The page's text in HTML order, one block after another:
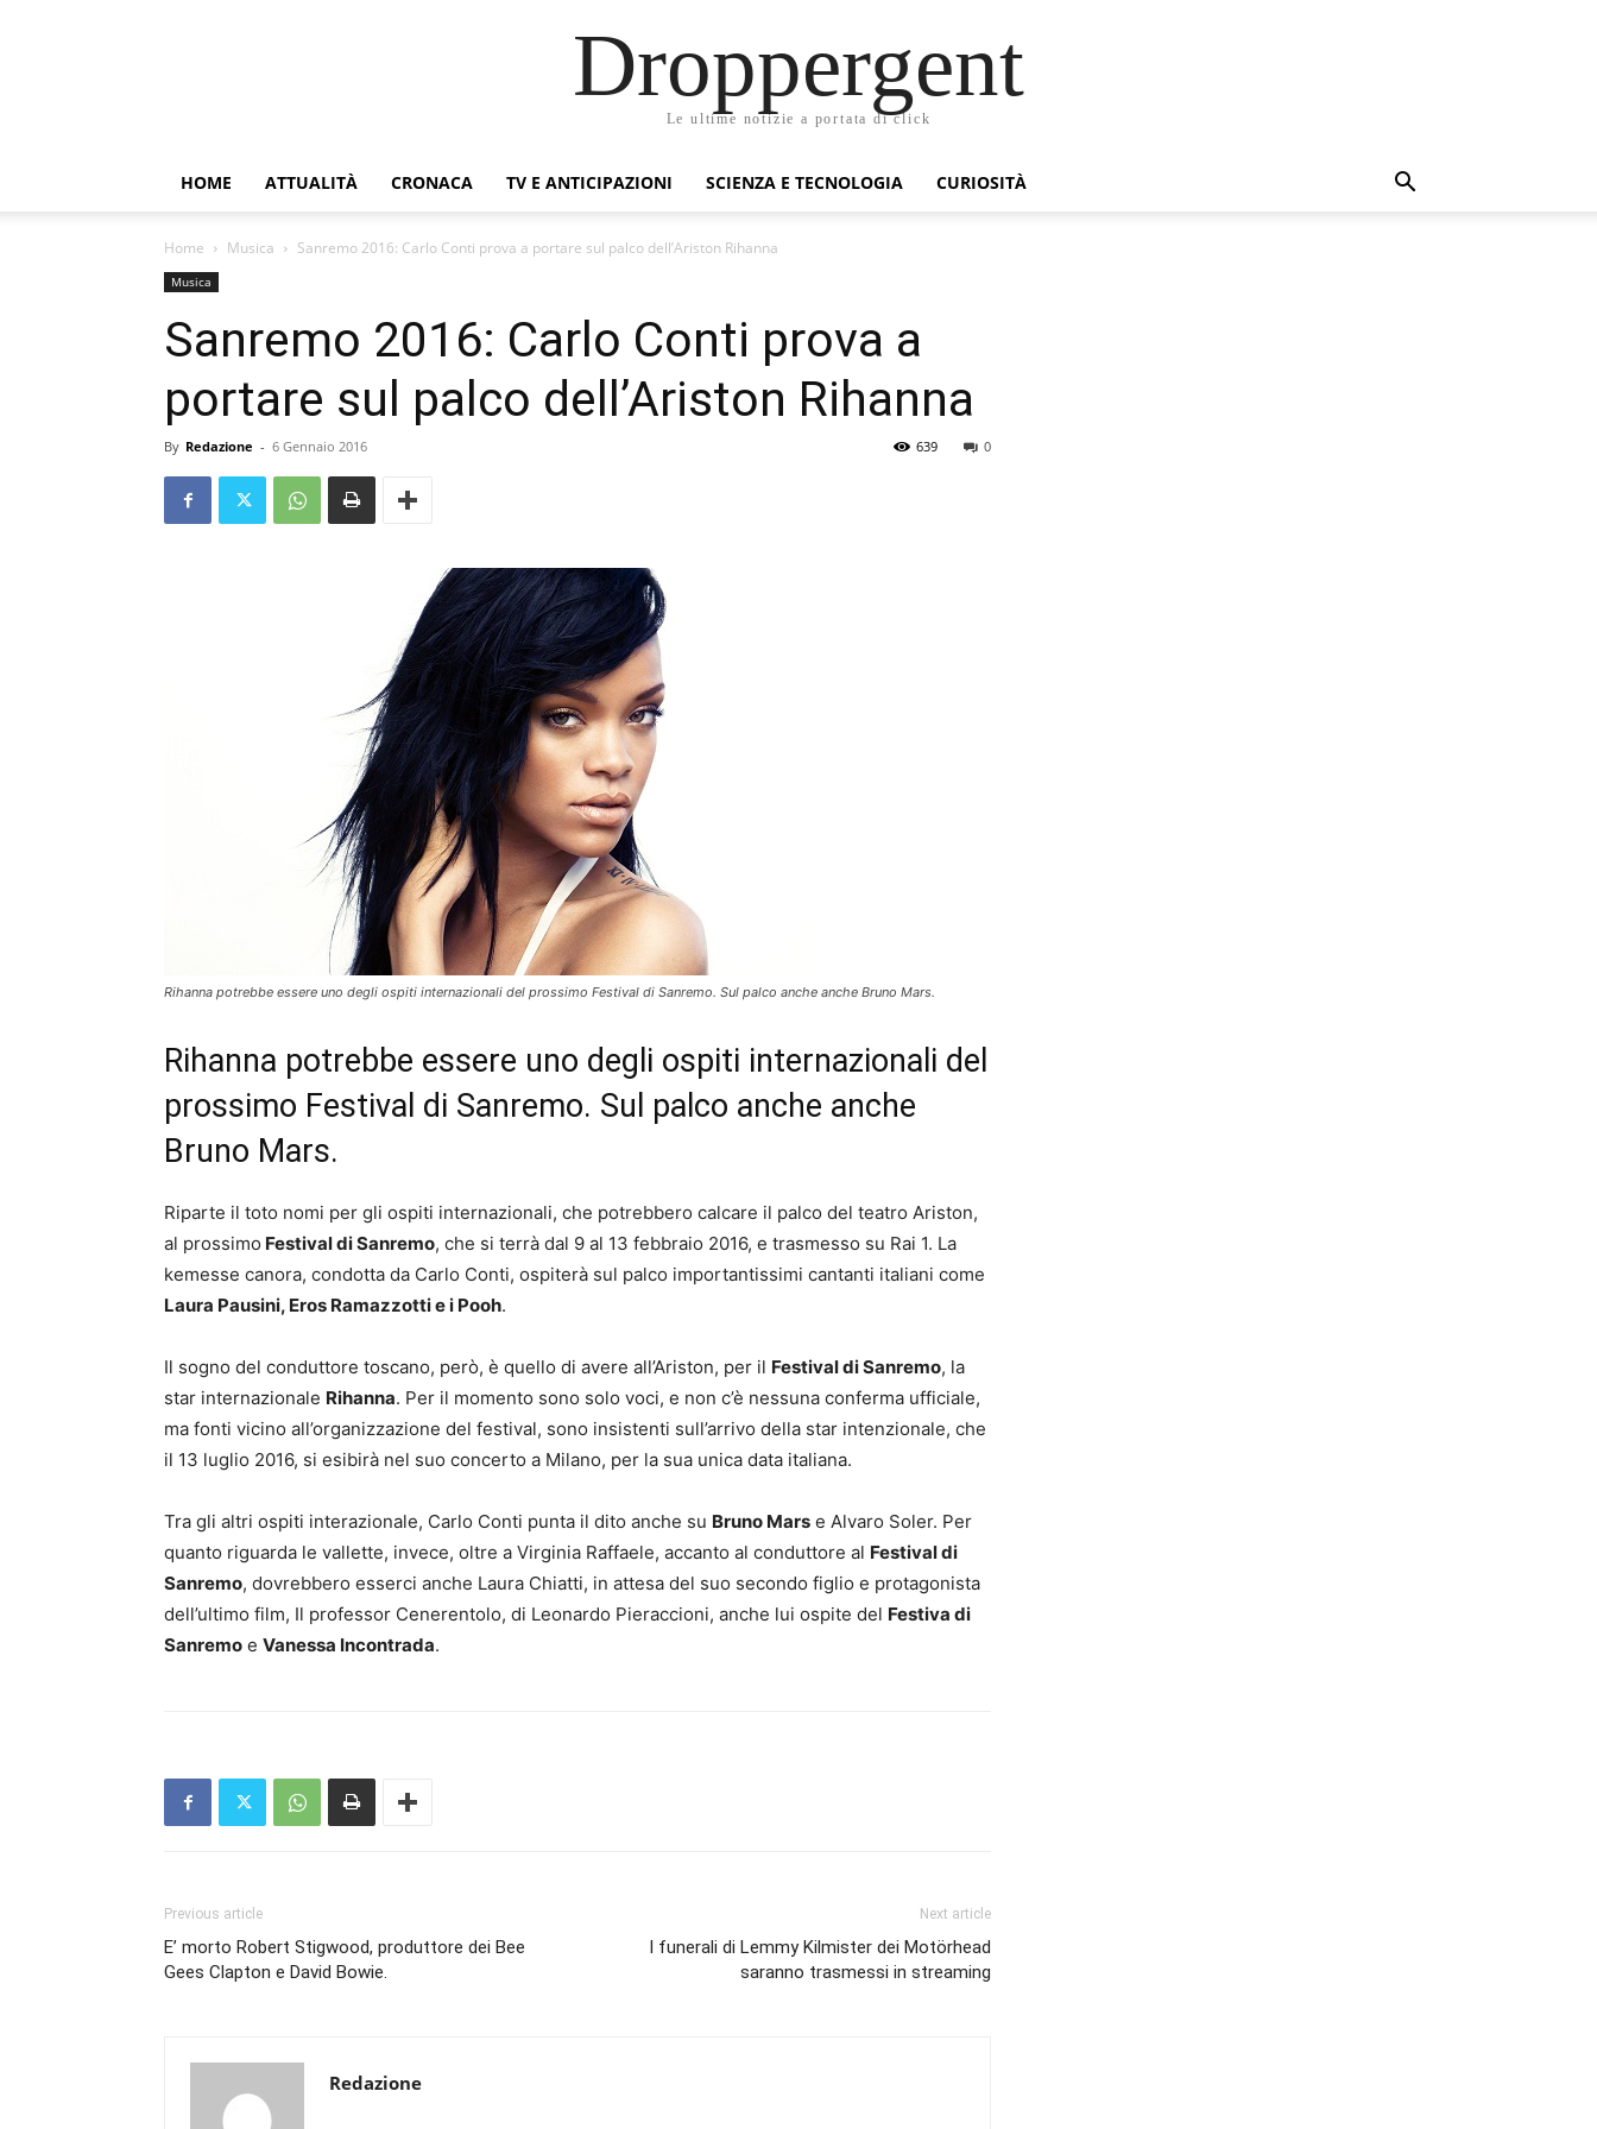
Droppergent
Le ultime notizie a portata di click
HOME ATTUALITÀ CRONACA TV E ANTICIPAZIONI SCIENZA E TECNOLOGIA CURIOSITÀ
Home Musica Sanremo 2016: Carlo Conti prova a portare sul palco dell’Ariston Rihanna
Musica
Sanremo 2016: Carlo Conti prova a
portare sul palco dell’Ariston Rihanna
By Redazione - 6 Gennaio 2016 0
639
Rihanna potrebbe essere uno degli ospiti internazionali del prossimo Festival di Sanremo. Sul palco anche anche Bruno Mars.
Rihanna potrebbe essere uno degli ospiti internazionali del
prossimo Festival di Sanremo. Sul palco anche anche
Bruno Mars.
Riparte il toto nomi per gli ospiti internazionali, che potrebbero calcare il palco del teatro Ariston,
al prossimo Festival di Sanremo, che si terrà dal 9 al 13 febbraio 2016, e trasmesso su Rai 1. La
kemesse canora, condotta da Carlo Conti, ospiterà sul palco importantissimi cantanti italiani come
Laura Pausini, Eros Ramazzotti e i Pooh.
Il sogno del conduttore toscano, però, è quello di avere all’Ariston, per il Festival di Sanremo, la
star internazionale Rihanna. Per il momento sono solo voci, e non c’è nessuna conferma ufficiale,
ma fonti vicino all’organizzazione del festival, sono insistenti sull’arrivo della star intenzionale, che
il 13 luglio 2016, si esibirà nel suo concerto a Milano, per la sua unica data italiana.
Tra gli altri ospiti interazionale, Carlo Conti punta il dito anche su Bruno Mars e Alvaro Soler. Per
quanto riguarda le vallette, invece, oltre a Virginia Raffaele, accanto al conduttore al Festival di
Sanremo, dovrebbero esserci anche Laura Chiatti, in attesa del suo secondo figlio e protagonista
dell’ultimo film, Il professor Cenerentolo, di Leonardo Pieraccioni, anche lui ospite del Festiva di
Sanremo e Vanessa Incontrada.
Previous article
E’ morto Robert Stigwood, produttore dei Bee
Gees Clapton e David Bowie.
Next article
I funerali di Lemmy Kilmister dei Motörhead
saranno trasmessi in streaming
Redazione